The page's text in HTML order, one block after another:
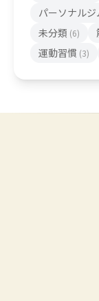
パーソナルジ
未分類 (6)
運動習慣 (3)